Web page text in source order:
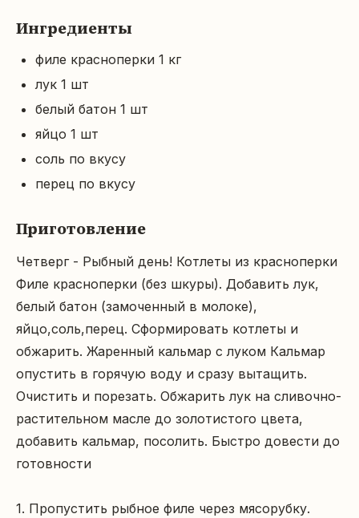
Ингредиенты
филе красноперки 1 кг
лук 1 шт
белый батон 1 шт
яйцо 1 шт
соль по вкусу
перец по вкусу
Приготовление
Четверг - Рыбный день! Котлеты из красноперки
Филе красноперки (без шкуры). Добавить лук,
белый батон (замоченный в молоке),
яйцо,соль,перец. Сформировать котлеты и
обжарить. Жаренный кальмар с луком Кальмар
опустить в горячую воду и сразу вытащить.
Очистить и порезать. Обжарить лук на сливочно-
растительном масле до золотистого цвета,
добавить кальмар, посолить. Быстро довести до
готовности
1. Пропустить рыбное филе через мясорубку.